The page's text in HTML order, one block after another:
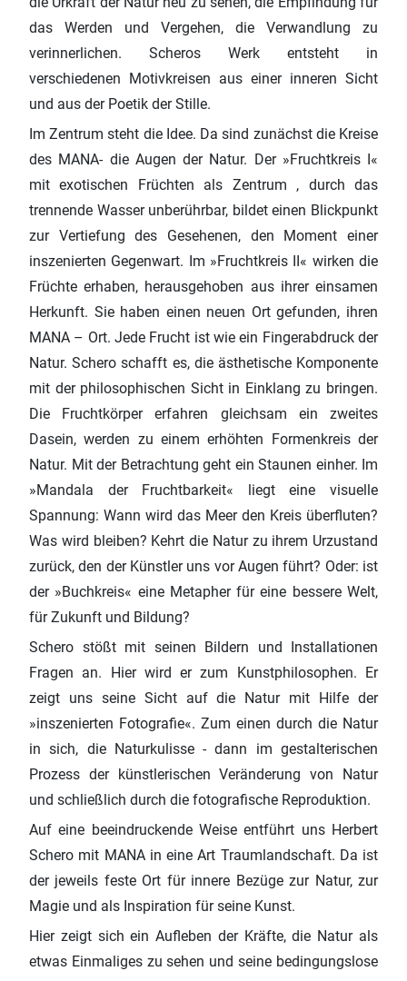
das Werden und Vergehen, die Verwandlung zu
verinnerlichen. Scheros Werk entsteht in
verschiedenen Motivkreisen aus einer inneren Sicht
und aus der Poetik der Stille.
Im Zentrum steht die Idee. Da sind zunächst die Kreise
des MANA- die Augen der Natur. Der »Fruchtkreis I«
mit exotischen Früchten als Zentrum , durch das
trennende Wasser unberührbar, bildet einen Blickpunkt
zur Vertiefung des Gesehenen, den Moment einer
inszenierten Gegenwart. Im »Fruchtkreis II« wirken die
Früchte erhaben, herausgehoben aus ihrer einsamen
Herkunft. Sie haben einen neuen Ort gefunden, ihren
MANA – Ort. Jede Frucht ist wie ein Fingerabdruck der
Natur. Schero schafft es, die ästhetische Komponente
mit der philosophischen Sicht in Einklang zu bringen.
Die Fruchtkörper erfahren gleichsam ein zweites
Dasein, werden zu einem erhöhten Formenkreis der
Natur. Mit der Betrachtung geht ein Staunen einher. Im
»Mandala der Fruchtbarkeit« liegt eine visuelle
Spannung: Wann wird das Meer den Kreis überfluten?
Was wird bleiben? Kehrt die Natur zu ihrem Urzustand
zurück, den der Künstler uns vor Augen führt? Oder: ist
der »Buchkreis« eine Metapher für eine bessere Welt,
für Zukunft und Bildung?
Schero stößt mit seinen Bildern und Installationen
Fragen an. Hier wird er zum Kunstphilosophen. Er
zeigt uns seine Sicht auf die Natur mit Hilfe der
»inszenierten Fotografie«. Zum einen durch die Natur
in sich, die Naturkulisse - dann im gestalterischen
Prozess der künstlerischen Veränderung von Natur
und schließlich durch die fotografische Reproduktion.
Auf eine beeindruckende Weise entführt uns Herbert
Schero mit MANA in eine Art Traumlandschaft. Da ist
der jeweils feste Ort für innere Bezüge zur Natur, zur
Magie und als Inspiration für seine Kunst.
Hier zeigt sich ein Aufleben der Kräfte, die Natur als
etwas Einmaliges zu sehen und seine bedingungslose